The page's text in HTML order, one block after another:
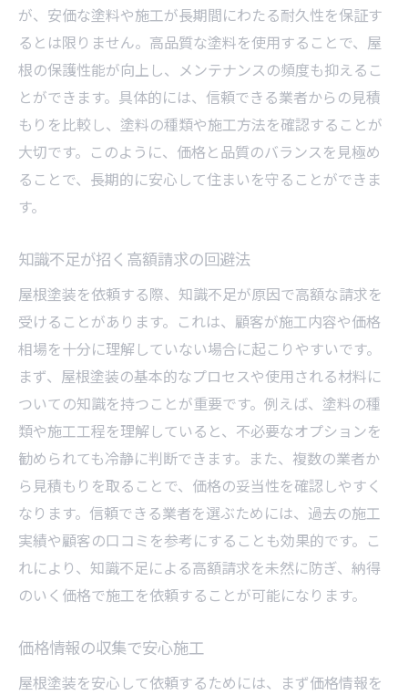
が、安価な塗料や施工が長期間にわたる耐久性を保証す
るとは限りません。高品質な塗料を使用することで、屋
根の保護性能が向上し、メンテナンスの頻度も抑えるこ
とができます。具体的には、信頼できる業者からの見積
もりを比較し、塗料の種類や施工方法を確認することが
大切です。このように、価格と品質のバランスを見極め
ることで、長期的に安心して住まいを守ることができま
す。
知識不足が招く高額請求の回避法
屋根塗装を依頼する際、知識不足が原因で高額な請求を
受けることがあります。これは、顧客が施工内容や価格
相場を十分に理解していない場合に起こりやすいです。
まず、屋根塗装の基本的なプロセスや使用される材料に
ついての知識を持つことが重要です。例えば、塗料の種
類や施工工程を理解していると、不必要なオプションを
勧められても冷静に判断できます。また、複数の業者か
ら見積もりを取ることで、価格の妥当性を確認しやすく
なります。信頼できる業者を選ぶためには、過去の施工
実績や顧客の口コミを参考にすることも効果的です。こ
れにより、知識不足による高額請求を未然に防ぎ、納得
のいく価格で施工を依頼することが可能になります。
価格情報の収集で安心施工
屋根塗装を安心して依頼するためには、まず価格情報を